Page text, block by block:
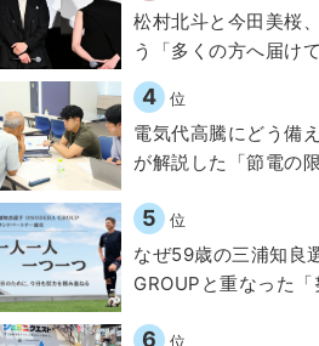
松村北斗と今田美桜
う「多くの方へ届け
4 位
電気代高騰にどう備
が解説した「節電の
5 位
なぜ59歳の三浦知
GROUPと重なった「
6 位